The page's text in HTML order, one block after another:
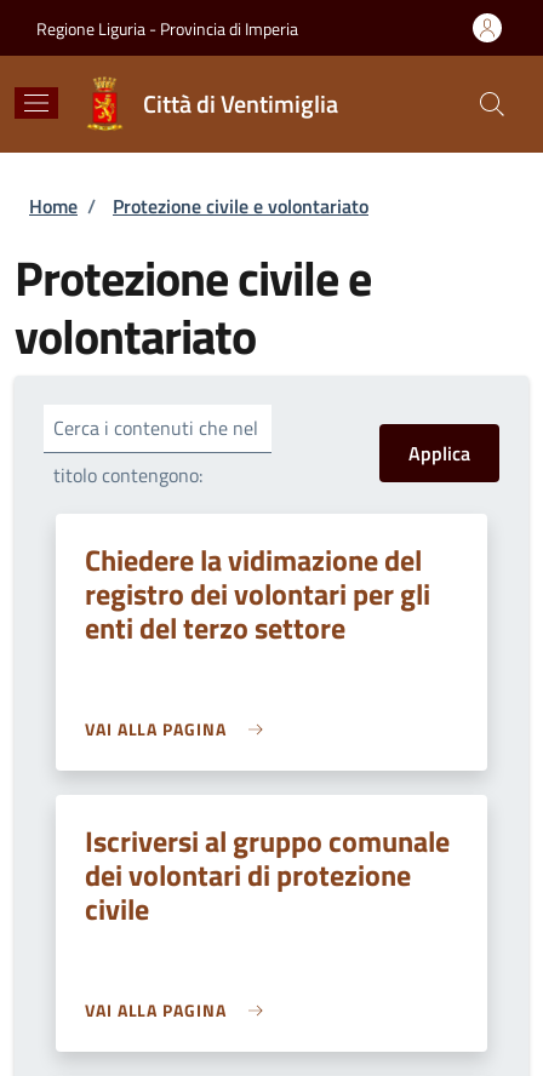
Regione Liguria - Provincia di Imperia
Città di Ventimiglia
Briciole di pane
Home / Protezione civile e volontariato
Protezione civile e
volontariato
Cerca i contenuti che nel
titolo contengono:
Chiedere la vidimazione del
registro dei volontari per gli
enti del terzo settore
VAI ALLA PAGINA
Iscriversi al gruppo comunale
dei volontari di protezione
civile
VAI ALLA PAGINA